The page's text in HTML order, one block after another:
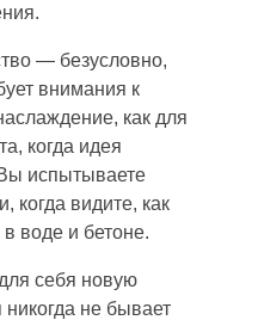
— безусловно,
внимания к
как для
когда идея
испытываете
когда видите, как
воде и бетоне.
себя новую
не бывает